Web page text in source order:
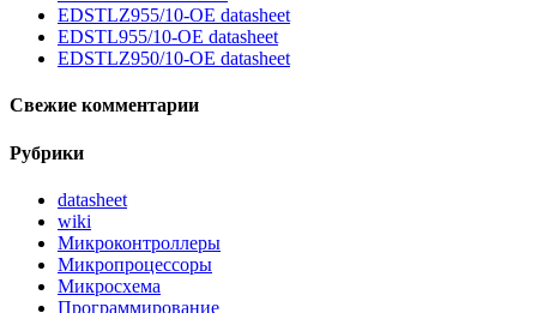
EDSTLZ955/10-OE datasheet
EDSTL955/10-OE datasheet
EDSTLZ950/10-OE datasheet
Свежие комментарии
Рубрики
datasheet
wiki
Микроконтроллеры
Микропроцессоры
Микросхема
Программирование